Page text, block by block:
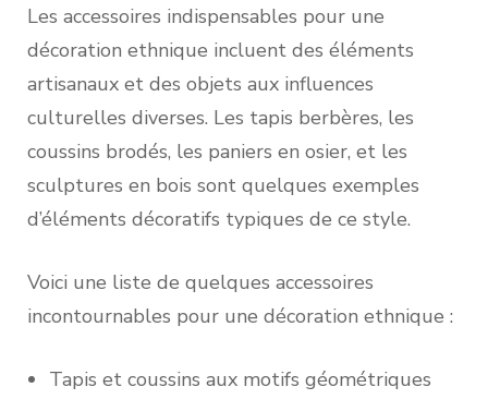
Les accessoires indispensables pour une
décoration ethnique incluent des éléments
artisanaux et des objets aux influences
culturelles diverses. Les tapis berbères, les
coussins brodés, les paniers en osier, et les
sculptures en bois sont quelques exemples
d’éléments décoratifs typiques de ce style.
Voici une liste de quelques accessoires
incontournables pour une décoration ethnique :
Tapis et coussins aux motifs géométriques